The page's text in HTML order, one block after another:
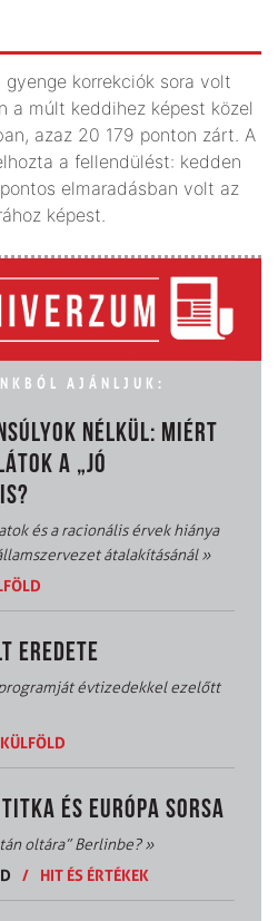
korrekciók sora volt
a múlt keddihez képest közel
azaz 20 179 ponton zárt. A
a fellendülést: kedden
elmaradásban volt az
képest.
AJÁNLJUK:
NÉLKÜL: MIÉRT
A „JÓ
és a racionális érvek hiánya
átalakításánál»
EREDETE
évtizedekkel ezelőtt
KÜLFÖLD
ÉS EURÓPA SORSA
oltára” Berlinbe?»
/ HIT ÉS ÉRTÉKEK